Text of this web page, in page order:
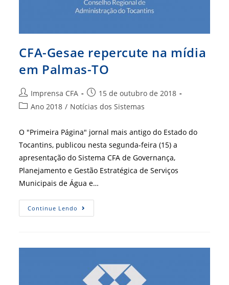
CFA-Gesae repercute na mídia
em Palmas-TO
Autor
do
Imprensa CFA
Post
publicado:
15 de outubro de 2018
Categoria
post:
Ano 2018 / Notícias dos Sistemas
O "Primeira Página" jornal mais antigo do Estado do
Tocantins, publicou nesta segunda-feira (15) a
apresentação do Sistema CFA de Governança,
Planejamento e Gestão Estratégica de Serviços
Municipais de Água e…
Continue Lendo CFA-
Gesae
Palmas-